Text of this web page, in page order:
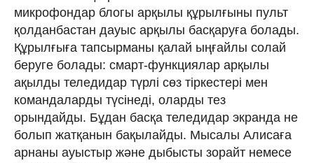
микрофондар блогы арқылы құрылғыны пульт
қолданбастан дауыс арқылы басқаруға болады.
Құрылғыға тапсырманы қалай ыңғайлы солай
беруге болады: смарт-функциялар арқылы
ақылды теледидар түрлі сөз тіркестері мен
командаларды түсінеді, оларды тез
орындайды. Бұдан басқа теледидар экранда не
болып жатқанын бақылайды. Мысалы Алисаға
арнаны ауыстыр және дыбысты зорайт немесе